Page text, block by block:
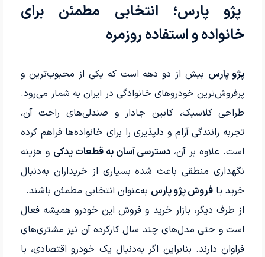
پژو پارس؛ انتخابی مطمئن برای
خانواده و استفاده روزمره
پژو پارس بیش از دو دهه است که یکی از محبوب‌ترین و
پرفروش‌ترین خودروهای خانوادگی در ایران به شمار می‌رود.
طراحی کلاسیک، کابین جادار و صندلی‌های راحت آن،
تجربه رانندگی آرام و دلپذیری را برای خانواده‌ها فراهم کرده
است. علاوه بر آن، دسترسی آسان به قطعات یدکی و هزینه
نگهداری منطقی باعث شده بسیاری از خریداران به‌دنبال
خرید یا فروش پژو پارس به‌عنوان انتخابی مطمئن باشند.
از طرف دیگر، بازار خرید و فروش این خودرو همیشه فعال
است و حتی مدل‌های چند سال کارکرده آن نیز مشتری‌های
فراوان دارند. بنابراین اگر به‌دنبال یک خودرو اقتصادی، با‌